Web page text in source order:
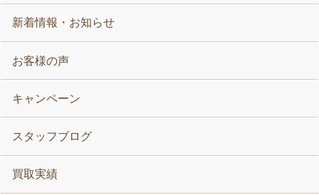
新着情報・お知らせ
お客様の声
キャンペーン
スタッフブログ
買取実績